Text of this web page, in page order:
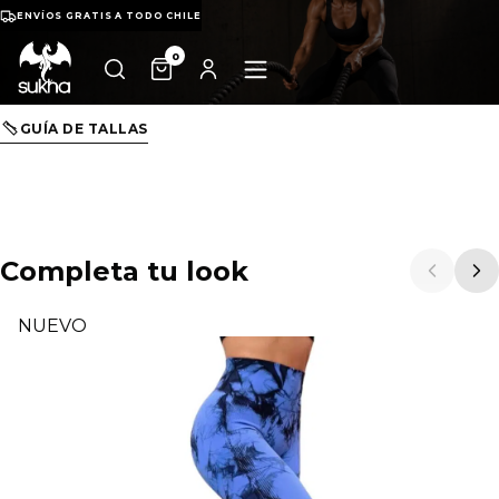
ENVÍOS GRATIS A TODO CHILE
0
GUÍA DE TALLAS
Completa tu look
NUEVO